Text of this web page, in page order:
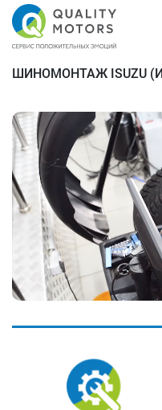
ШИНОМОНТАЖ ISUZU